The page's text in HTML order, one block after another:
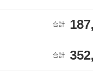
合計
合計